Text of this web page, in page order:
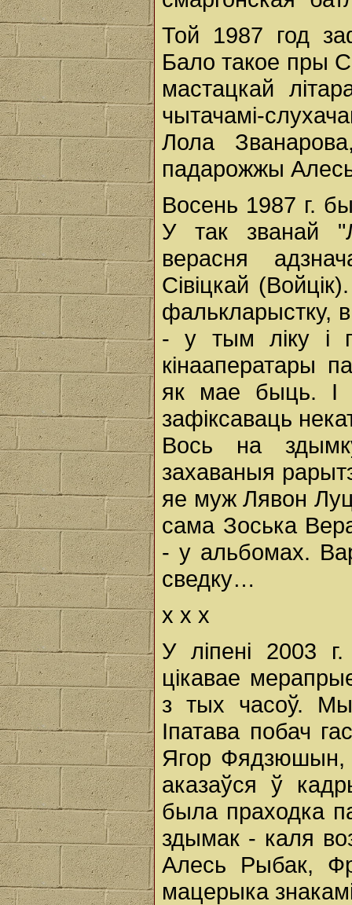
Той 1987 год
Бало такое пры
мастацкай
чытачамі-
Лола
падарожжы
Восень 1987 г.
У так званай
верасня
Сівіцкай
фалькларыстку,
- у тым ліку і
кінааператары
як мае быць. І
зафіксаваць
Вось на
захаваныя
яе муж Лявон
сама Зоська
- у альбомах.
сведку…
х х х
У ліпені 2003
цікавае
з тых часоў.
Іпатава побач
Ягор Фядзюшын,
аказаўся ў
была праходка
здымак - каля
Алесь Рыбак,
мацерыка